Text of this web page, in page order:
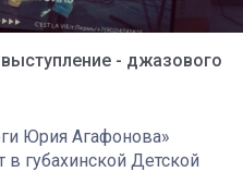
- джазового
Юрия Агафонова»
в губахинской Детской